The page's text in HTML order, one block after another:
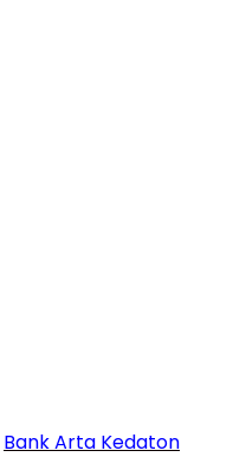
Bank Arta Kedaton